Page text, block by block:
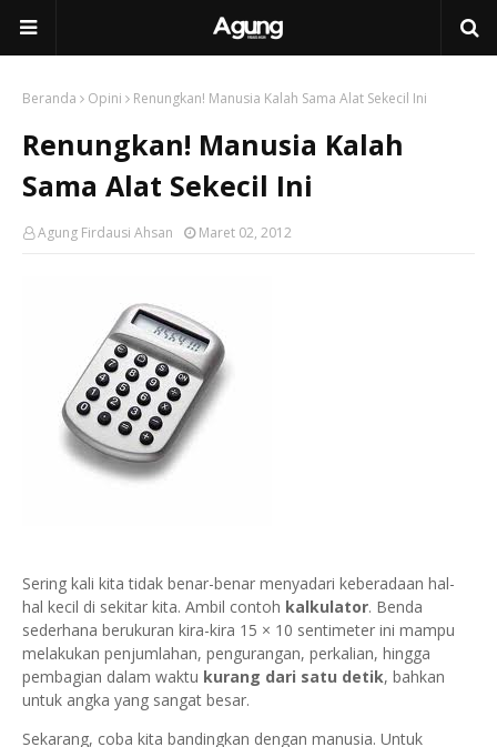
Beranda Opini Renungkan! Manusia Kalah Sama Alat Sekecil Ini
Renungkan! Manusia Kalah
Sama Alat Sekecil Ini
Agung Firdausi Ahsan Maret 02, 2012
Sering kali kita tidak benar-benar menyadari keberadaan hal-
hal kecil di sekitar kita. Ambil contoh kalkulator. Benda
sederhana berukuran kira-kira 15 × 10 sentimeter ini mampu
melakukan penjumlahan, pengurangan, perkalian, hingga
pembagian dalam waktu kurang dari satu detik, bahkan
untuk angka yang sangat besar.
Sekarang, coba kita bandingkan dengan manusia. Untuk